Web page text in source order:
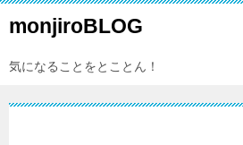
monjiroBLOG
気になることをとことん！